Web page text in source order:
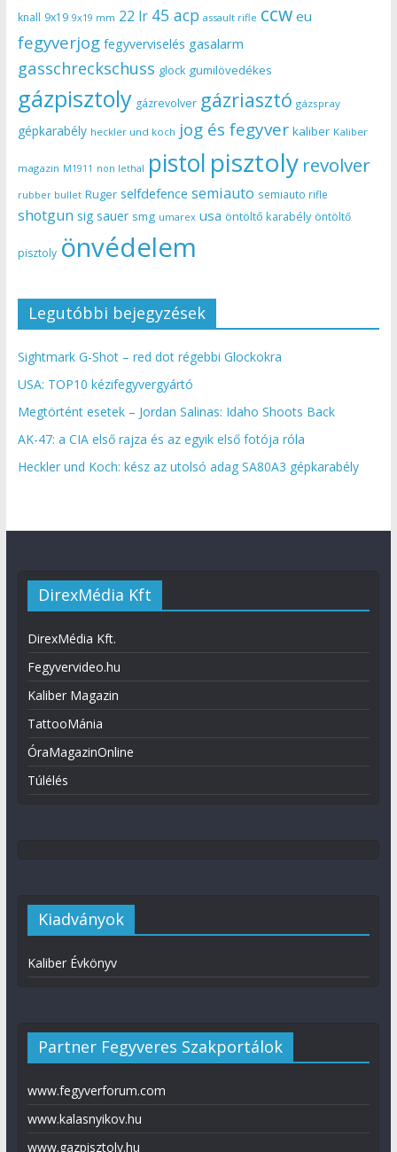
knall 9x19 9x19 mm 22 lr 45 acp assault rifle ccw eu
fegyverjog fegyverviselés gasalarm
gasschreckschuss glock gumilövedékes
gázpisztoly gázrevolver gázriasztó gázspray
gépkarabély heckler und koch jog és fegyver kaliber Kaliber
magazin M1911 non lethal pistol pisztoly revolver
rubber bullet Ruger selfdefence semiauto semiauto rifle
shotgun sig sauer smg umarex usa öntöltő karabély öntöltő
pisztoly önvédelem
Legutóbbi bejegyzések
Sightmark G-Shot – red dot régebbi Glockokra
USA: TOP10 kézifegyvergyártó
Megtörtént esetek – Jordan Salinas: Idaho Shoots Back
AK-47: a CIA első rajza és az egyik első fotója róla
Heckler und Koch: kész az utolsó adag SA80A3 gépkarabély
DirexMédia Kft
DirexMédia Kft.
Fegyvervideo.hu
Kaliber Magazin
TattooMánia
ÓraMagazinOnline
Túlélés
Kiadványok
Kaliber Évkönyv
Partner Fegyveres Szakportálok
www.fegyverforum.com
www.kalasnyikov.hu
www.gazpisztoly.hu